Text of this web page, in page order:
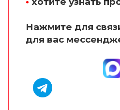
Нажмите для
для вас